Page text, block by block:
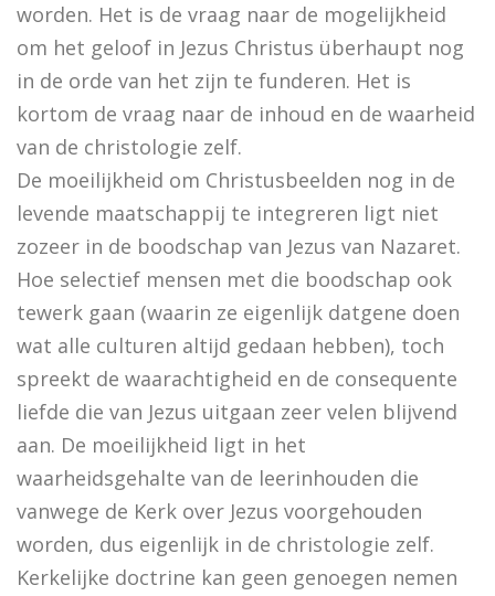
Nieuw atheïsme, een kritische reactie op Dawkins,
Levensbeschouwing in het middenveld: cement of
Schoonselhof nu! – een
Luther. Zijn leven, zijn werk
Platoonse liefde (vertaling Symposium)
Is het de schuld van de ENE?
Onder dezelfde sterren
Christelijke toespraken
Afsluitend onwetenschappelijk naschrift bij
Voorwoorden. De crisis en een crisis. De heer Phister.
De Wittenbergse nachtegaal
De Bijbel voor ongelovigen
worden. Het is de vraag naar de mogelijkheid
om het geloof in Jezus Christus überhaupt nog
in de orde van het zijn te funderen. Het is
kortom de vraag naar de inhoud en de waarheid
van de christologie zelf.
De moeilijkheid om Christusbeelden nog in de
levende maatschappij te integreren ligt niet
zozeer in de boodschap van Jezus van Nazaret.
Hoe selectief mensen met die boodschap ook
tewerk gaan (waarin ze eigenlijk datgene doen
wat alle culturen altijd gedaan hebben), toch
spreekt de waarachtigheid en de consequente
liefde die van Jezus uitgaan zeer velen blijvend
aan. De moeilijkheid ligt in het
waarheidsgehalte van de leerinhouden die
vanwege de Kerk over Jezus voorgehouden
worden, dus eigenlijk in de christologie zelf.
Kerkelijke doctrine kan geen genoegen nemen